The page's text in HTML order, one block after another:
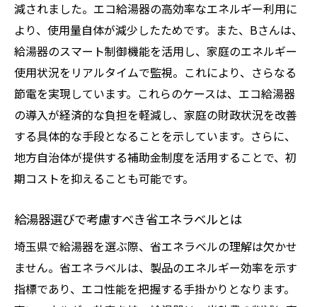
減されました。エコ給湯器の高効率なエネルギー利用に
より、使用量自体が減少したためです。また、Bさんは、
給湯器のスマート制御機能を活用し、家庭のエネルギー
使用状況をリアルタイムで監視。これにより、さらなる
節電を実現しています。これらのケースは、エコ給湯器
の導入が経済的な負担を軽減し、家庭の財政状況を改善
する具体的な手段となることを示しています。さらに、
地方自治体が提供する補助金制度を活用することで、初
期コストを抑えることも可能です。
給湯器選びで考慮すべき省エネラベルとは
埼玉県で給湯器を選ぶ際、省エネラベルの理解は欠かせ
ません。省エネラベルは、製品のエネルギー効率を示す
指標であり、エコ性能を把握する手掛かりとなります。